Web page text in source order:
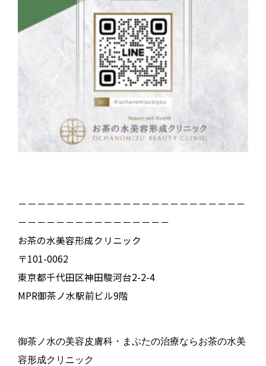
－－－－－－－－－－－－－－－－－－－－－－－－
－－－－－－－－－－－－－－－－
お茶の水美容形成クリニック
〒101-0062
東京都千代田区神田駿河台2-2-4
MPR御茶ノ水駅前ビル9階
御茶ノ水の美容皮膚科・まぶたの治療ならお茶の水美
容形成クリニック